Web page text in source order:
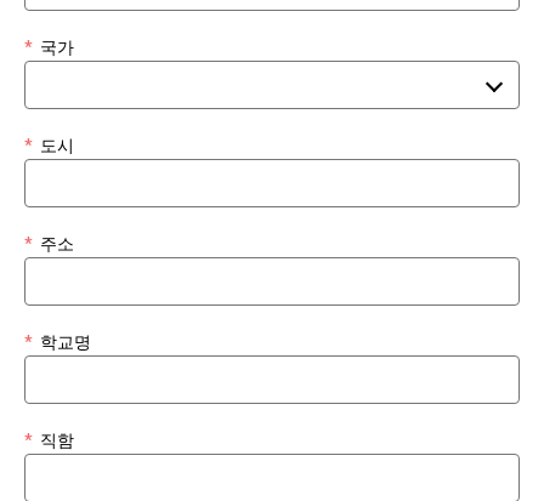
국가
*
도시
*
주소
*
학교명
*
직함
*